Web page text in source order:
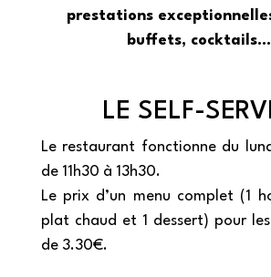
prestations
buffets,
LE SELF-
Le restaurant fonctionne du
de 11h30 à 13h30.
Le prix d’un menu complet (1
plat chaud et 1 dessert) pour
de 3.30€.